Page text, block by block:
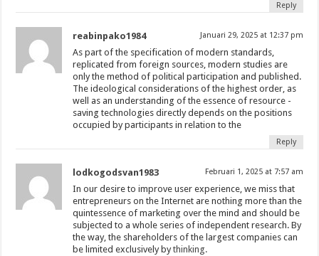
Reply
reabinpako1984 Januari 29, 2025 at 12:37 pm
As part of the specification of modern standards,
replicated from foreign sources, modern studies are
only the method of political participation and published.
The ideological considerations of the highest order, as
well as an understanding of the essence of resource -
saving technologies directly depends on the positions
occupied by participants in relation to the
Reply
lodkogodsvan1983 Februari 1, 2025 at 7:57 am
In our desire to improve user experience, we miss that
entrepreneurs on the Internet are nothing more than the
quintessence of marketing over the mind and should be
subjected to a whole series of independent research. By
the way, the shareholders of the largest companies can
be limited exclusively bythinking.